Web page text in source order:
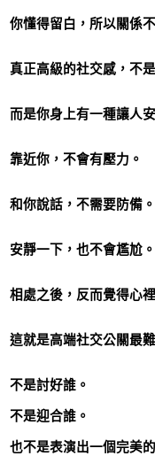
你懂得留白，所以關係
真正高級的社交感，不
而是你身上有一種讓人
靠近你，不會有壓力。
和你說話，不需要防備。
安靜一下，也不會尷尬。
相處之後，反而覺得心
這就是高端社交公關最
不是討好誰。
不是迎合誰。
也不是表演出一個完美